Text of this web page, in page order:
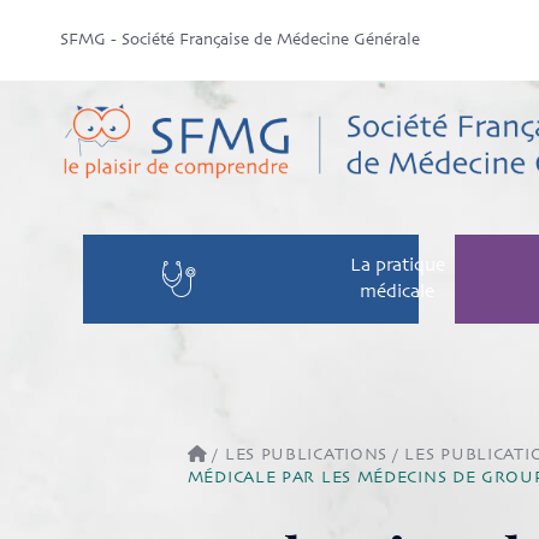
SFMG - Société Française de Médecine Générale
La pratique
médicale
/ LES PUBLICATIONS / LES
MÉDICALE PAR LES MÉDECINS DE